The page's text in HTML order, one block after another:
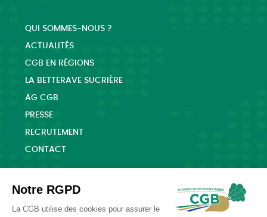
QUI SOMMES-NOUS ?
ACTUALITÉS
CGB EN RÉGIONS
LA BETTERAVE SUCRIÈRE
AG CGB
PRESSE
RECRUTEMENT
CONTACT
Notre RGPD
La CGB utilise des cookies pour assurer le